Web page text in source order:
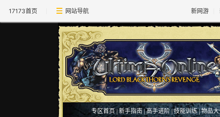
17173首页 网站导航 新网游
专区首页|新手指南 |高手进阶 |技能训练|物品